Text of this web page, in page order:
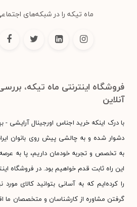
ماه تیکه را در شبکه‌های
فروشگاه اینترنتی ماه تیکه،
آنلاین
با درک اینکه خرید اجناس اورجینال آرایشی
دشوار شده و به چالشی پیش روی بانوان
به تخصص و تجربه خودمان داریم، پا به
این راه ثابت قدم خواهیم بود. در فروشگاه
را کرده‌ایم که به آسانی بتوانید کالای مورد
گرفتن مشاوره از کارشناسان و متخصصان ما